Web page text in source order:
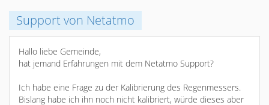
Support von Netatmo
Hallo liebe Gemeinde,
hat jemand Erfahrungen mit dem Netatmo Support?
Ich habe eine Frage zu der Kalibrierung des Regenmessers.
Bislang habe ich ihn noch nicht kalibriert, würde dieses aber